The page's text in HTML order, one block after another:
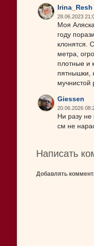
Irina_Resh
28.06.2023
Моя
году
клонятся.
метра,
плотные и
пятнышки,
мучнистой
Giessen
20.06.2026
Ни разу
см не
Написать
Добавлять